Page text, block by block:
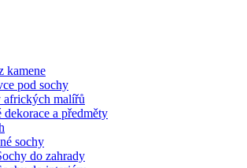
kamene
pod sochy
afrických malířů
a předměty
sochy
do zahrady